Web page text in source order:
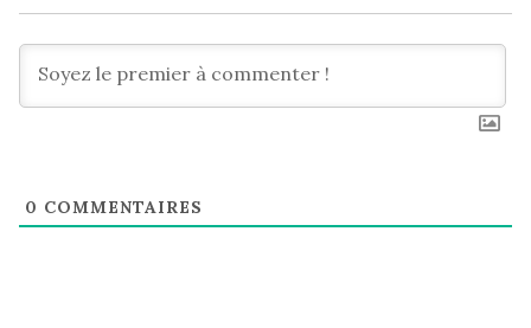
0 COMMENTAIRES